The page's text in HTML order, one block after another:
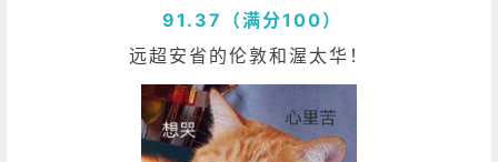
91.37（满分100）
远超安省的伦敦和渥太华！